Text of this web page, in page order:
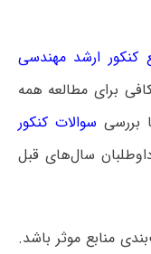
کنکور ارشد مهندسی
برای مطالعه همه
بررسی سوالات کنکور
سال‌های قبل
منابع موثر باشد.